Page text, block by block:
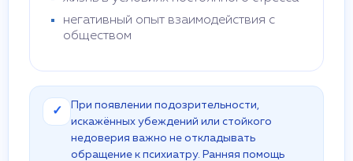
негативный опыт взаимодействия с
обществом
✓
При появлении подозрительности,
искажённых убеждений или стойкого
недоверия важно не откладывать
обращение к психиатру. Ранняя помощь